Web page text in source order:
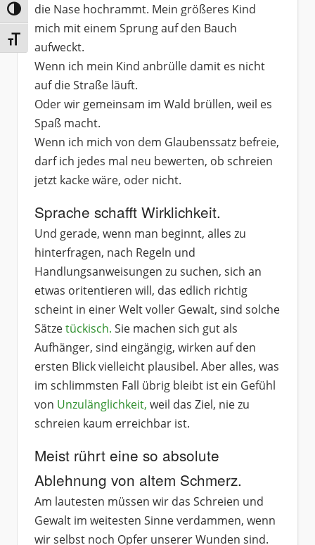
Umschalten auf hohe Kontraste
Schrift vergrößern
die Nase hochrammt. Mein größeres Kind
mich mit einem Sprung auf den Bauch
aufweckt.
Wenn ich mein Kind anbrülle damit es nicht
auf die Straße läuft.
Oder wir gemeinsam im Wald brüllen, weil es
Spaß macht.
Wenn ich mich von dem Glaubenssatz befreie,
darf ich jedes mal neu bewerten, ob schreien
jetzt kacke wäre, oder nicht.
Sprache schafft Wirklichkeit.
Und gerade, wenn man beginnt, alles zu
hinterfragen, nach Regeln und
Handlungsanweisungen zu suchen, sich an
etwas oritentieren will, das edlich richtig
scheint in einer Welt voller Gewalt, sind solche
Sätzetückisch. Sie machen sich gut als
Aufhänger, sind eingängig, wirken auf den
ersten Blick vielleicht plausibel. Aber alles, was
im schlimmsten Fall übrig bleibt ist ein Gefühl
von Unzulänglichkeit, weil das Ziel, nie zu
schreien kaum erreichbar ist.
Meist rührt eine so absolute
Ablehnung von altem Schmerz.
Am lautesten müssen wir das Schreien und
Gewalt im weitesten Sinne verdammen, wenn
wir selbst noch Opfer unserer Wunden sind.